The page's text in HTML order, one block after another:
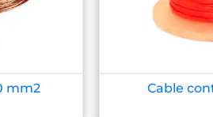
mm2 Cable